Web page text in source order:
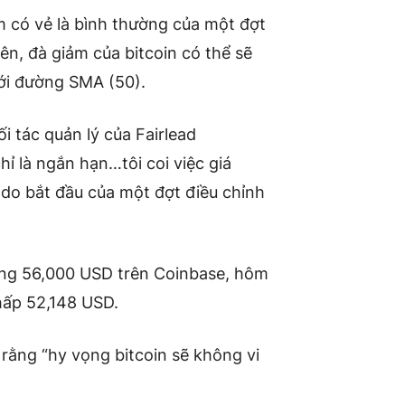
có vẻ là bình thường của một đợt
đà giảm của bitcoin có thể sẽ
đường SMA (50).
tác quản lý của Fairlead
là ngắn hạn…tôi coi việc giá
bắt đầu của một đợt điều chỉnh
56,000 USD trên Coinbase, hôm
52,148 USD.
“hy vọng bitcoin sẽ không vi